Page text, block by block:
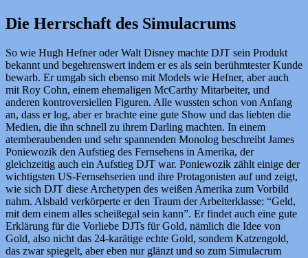
Die Herrschaft des Simulacrums
So wie Hugh Hefner oder Walt Disney machte DJT sein Produkt
bekannt und begehrenswert indem er es als sein berühmtester Kunde
bewarb. Er umgab sich ebenso mit Models wie Hefner, aber auch
mit Roy Cohn, einem ehemaligen McCarthy Mitarbeiter, und
anderen kontroversiellen Figuren. Alle wussten schon von Anfang
an, dass er log, aber er brachte eine gute Show und das liebten die
Medien, die ihn schnell zu ihrem Darling machten. In einem
atemberaubenden und sehr spannenden Monolog beschreibt James
Poniewozik den Aufstieg des Fernsehens in Amerika, der
gleichzeitig auch ein Aufstieg DJT war. Poniewozik zählt einige der
wichtigsten US-Fernsehserien und ihre Protagonisten auf und zeigt,
wie sich DJT diese Archetypen des weißen Amerika zum Vorbild
nahm. Alsbald verkörperte er den Traum der Arbeiterklasse: “Geld,
mit dem einem alles scheißegal sein kann”. Er findet auch eine gute
Erklärung für die Vorliebe DJTs für Gold, nämlich die Idee von
Gold, also nicht das 24-karätige echte Gold, sondern Katzengold,
das zwar spiegelt, aber eben nur glänzt und so zum Simulacrum